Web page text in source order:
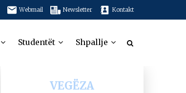
Webmail Newsletter Kontakt
Studentët Shpallje
VEGËZA